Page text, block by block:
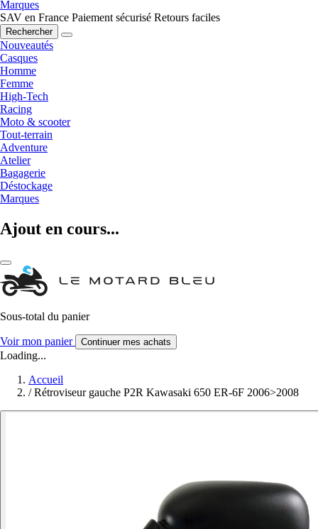
Marques
SAV en France Paiement sécurisé Retours faciles
Rechercher
Nouveautés
Casques
Homme
Femme
High-Tech
Racing
Moto & scooter
Tout-terrain
Adventure
Atelier
Bagagerie
Déstockage
Marques
Ajout en cours...
Sous-total du panier
Voir mon panier Continuer mes achats
Loading...
Accueil
/ Rétroviseur gauche P2R Kawasaki 650 ER-6F 2006>2008